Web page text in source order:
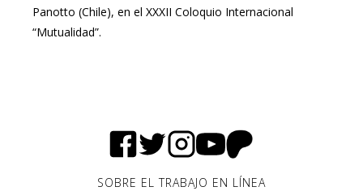
Panotto (Chile), en el XXXII Coloquio Internacional
“Mutualidad”.
SOBRE EL TRABAJO EN LÍNEA